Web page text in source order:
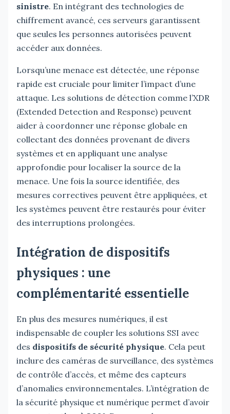
sinistre. En intégrant des technologies de
chiffrement avancé, ces serveurs garantissent
que seules les personnes autorisées peuvent
accéder aux données.
Lorsqu’une menace est détectée, une réponse
rapide est cruciale pour limiter l’impact d’une
attaque. Les solutions de détection comme l’XDR
(Extended Detection and Response) peuvent
aider à coordonner une réponse globale en
collectant des données provenant de divers
systèmes et en appliquant une analyse
approfondie pour localiser la source de la
menace. Une fois la source identifiée, des
mesures correctives peuvent être appliquées, et
les systèmes peuvent être restaurés pour éviter
des interruptions prolongées.
Intégration de dispositifs
physiques : une
complémentarité essentielle
En plus des mesures numériques, il est
indispensable de coupler les solutions SSI avec
des dispositifs de sécurité physique. Cela peut
inclure des caméras de surveillance, des systèmes
de contrôle d’accès, et même des capteurs
d’anomalies environnementales. L’intégration de
la sécurité physique et numérique permet d’avoir